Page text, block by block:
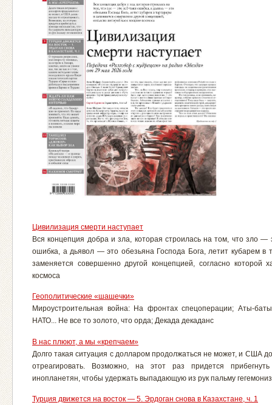
Цивилизация смерти наступает
Вся концепция добра и зла, которая строилась на том, что зло —
ошибка, а дьявол — это обезьяна Господа Бога, летит кубарем в
заменяется совершенно другой концепцией, согласно которой
космоса
Геополитические «шашечки»
Мироустроительная война: На фронтах спецоперации; Аты-
НАТО... Не все то золото, что орда; Декада декаданс
В нас плюют, а мы «крепчаем»
Долго такая ситуация с долларом продолжаться не может, и США
отреагировать. Возможно, на этот раз придется
инопланетян, чтобы удержать выпадающую из рук пальму
Турция движется на восток — 5. Эрдоган снова в Казахстане, ч. 1